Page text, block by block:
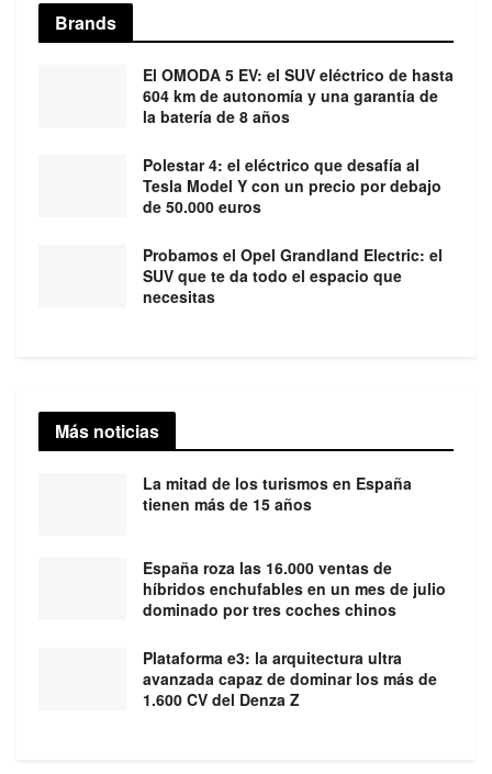
Brands
El OMODA 5 EV: el SUV eléctrico de hasta
604 km de autonomía y una garantía de
la batería de 8 años
Polestar 4: el eléctrico que desafía al
Tesla Model Y con un precio por debajo
de 50.000 euros
Probamos el Opel Grandland Electric: el
SUV que te da todo el espacio que
necesitas
Más noticias
La mitad de los turismos en España
tienen más de 15 años
España roza las 16.000 ventas de
híbridos enchufables en un mes de julio
dominado por tres coches chinos
Plataforma e3: la arquitectura ultra
avanzada capaz de dominar los más de
1.600 CV del Denza Z